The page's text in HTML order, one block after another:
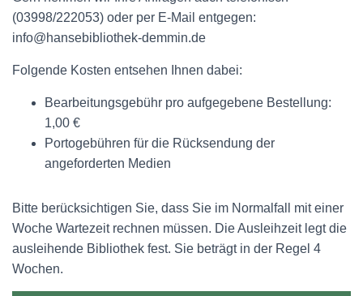
(03998/222053) oder per E-Mail entgegen:
info@hansebibliothek-demmin.de
Folgende Kosten entsehen Ihnen dabei:
Bearbeitungsgebühr pro aufgegebene Bestellung:
1,00 €
Portogebühren für die Rücksendung der
angeforderten Medien
Bitte berücksichtigen Sie, dass Sie im Normalfall mit einer
Woche Wartezeit rechnen müssen. Die Ausleihzeit legt die
ausleihende Bibliothek fest. Sie beträgt in der Regel 4
Wochen.